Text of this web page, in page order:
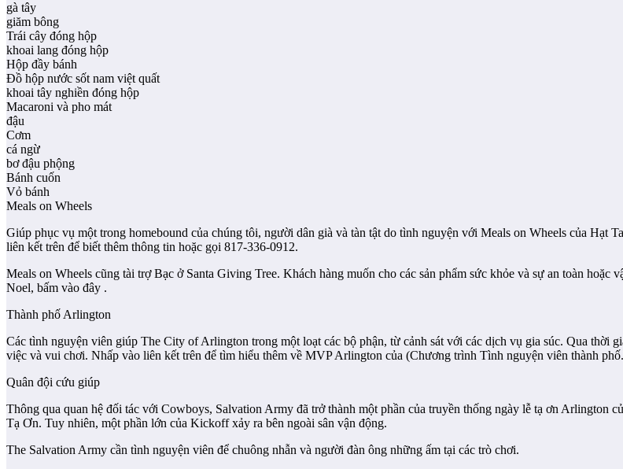
gà tây
giăm bông
Trái cây đóng hộp
khoai lang đóng hộp
Hộp đầy bánh
Đồ hộp nước sốt nam việt quất
khoai tây nghiền đóng hộp
Macaroni và pho mát
đậu
Cơm
cá ngừ
bơ đậu phộng
Bánh cuốn
Vỏ bánh
Meals on Wheels
Giúp phục vụ một trong homebound của chúng tôi, người dân già và tàn tật do tình nguyện với Meals on Wheels của Hạt
liên kết trên để biết thêm thông tin hoặc gọi 817-336-0912.
Meals on Wheels cũng tài trợ Bạc ở Santa Giving Tree. Khách hàng muốn cho các sản phẩm sức khỏe và sự an toàn
Noel, bấm vào đây .
Thành phố Arlington
Các tình nguyện viên giúp The City of Arlington trong một loạt các bộ phận, từ cảnh sát với các dịch vụ gia súc. Qua thời
việc và vui chơi. Nhấp vào liên kết trên để tìm hiểu thêm về MVP Arlington của (Chương trình Tình nguyện viên thành
Quân đội cứu giúp
Thông qua quan hệ đối tác với Cowboys, Salvation Army đã trở thành một phần của truyền thống ngày lễ tạ ơn Arlington
Tạ Ơn. Tuy nhiên, một phần lớn của Kickoff xảy ra bên ngoài sân vận động.
The Salvation Army cần tình nguyện viên để chuông nhẫn và người đàn ông những ấm tại các trò chơi.